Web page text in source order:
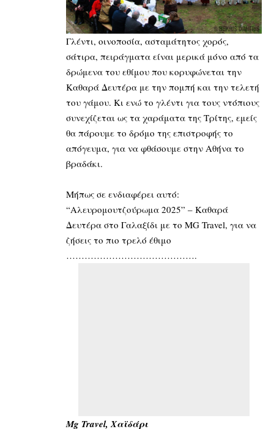
Γλέντι, οινοποσία, ασταμάτητος χορός,
σάτιρα, πειράγματα είναι μερικά μόνο από τα
δρώμενα του εθίμου που κορυφώνεται την
Καθαρά Δευτέρα με την πομπή και την τελετή
του γάμου. Κι ενώ το γλέντι για τους ντόπιους
συνεχίζεται ως τα χαράματα της Τρίτης, εμείς
θα πάρουμε το δρόμο της επιστροφής το
απόγευμα, για να φθάσουμε στην Αθήνα το
βραδάκι.
Μήπως σε ενδιαφέρει αυτό:
“Αλευρομουτζούρωμα 2025” – Καθαρά
Δευτέρα στο Γαλαξίδι με το MG Travel, για να
ζήσεις το πιο τρελό έθιμο
…………………………………….
Mg Travel, Χαϊδάρι